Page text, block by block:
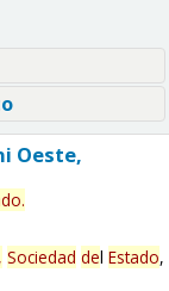
Oeste,
.
Sociedad del Estado,